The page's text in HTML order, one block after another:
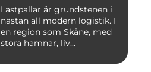
Lastpallar är grundstenen i
nästan all modern logistik. I
en region som Skåne, med
stora hamnar, liv...